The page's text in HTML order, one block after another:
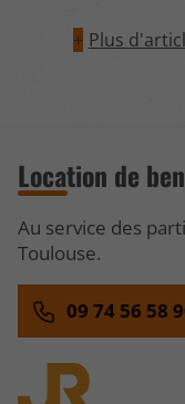
Plus
Location de
Au service des
Toulouse.
09 74 56 58